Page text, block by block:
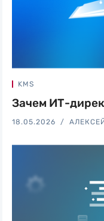
KMS
Зачем ИТ-
18.05.2026